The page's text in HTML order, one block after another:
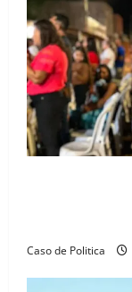
Caso de Politica